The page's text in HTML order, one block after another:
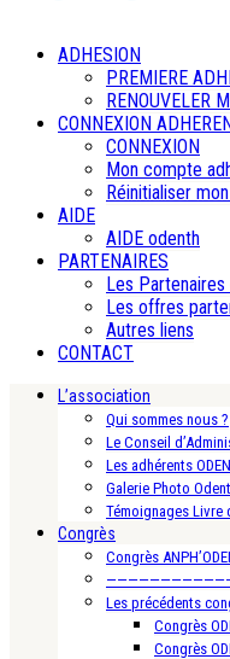
ADHESION
PREMIERE
RENOUVELER
CONNEXION
CONNEXION
Mon compte
Réinitialiser
AIDE
AIDE odenth
PARTENAIRES
Les
Les offres
Autres liens
CONTACT
L’association
Qui sommes nous ?
Le Conseil
Les adhérents
Galerie Photo
Témoignages Livre
Congrès
Congrès
Les précédents
Congrès
Congrès